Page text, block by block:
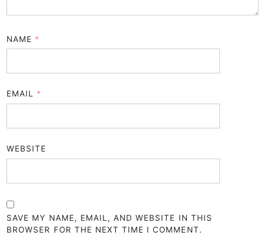
NAME *
EMAIL *
WEBSITE
SAVE MY NAME, EMAIL, AND WEBSITE IN THIS
BROWSER FOR THE NEXT TIME I COMMENT.